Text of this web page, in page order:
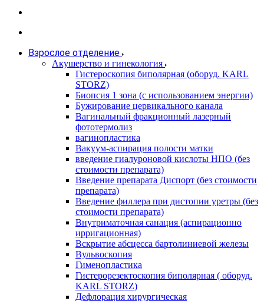
Взрослое отделение
Акушерство и гинекология
Гистероскопия биполярная (оборуд. KARL
STORZ)
Биопсия 1 зона (с использованием энергии)
Бужирование цервикального канала
Вагинальный фракционный лазерный
фототермолиз
вагинопластика
Вакуум-аспирация полости матки
введение гиалуроновой кислоты НПО (без
стоимости препарата)
Введение препарата Диспорт (без стоимости
препарата)
Введение филлера при дистопии уретры (без
стоимости препарата)
Внутриматочная санация (аспирационно
ирригационная)
Вскрытие абсцесса бартолиниевой железы
Вульвоскопия
Гименопластика
Гистерорезектоскопия биполярная ( оборуд.
KARL STORZ)
Дефлорация хирургическая